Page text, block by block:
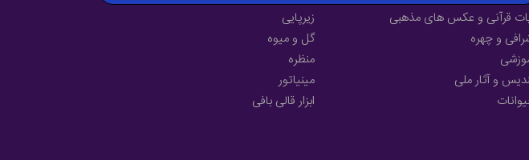
قرآنی و عکس های مذهبی
و چهره
و آثار ملی
زیرپایی
گل و میوه
منظره
مینیاتور
ابزار قالی بافی